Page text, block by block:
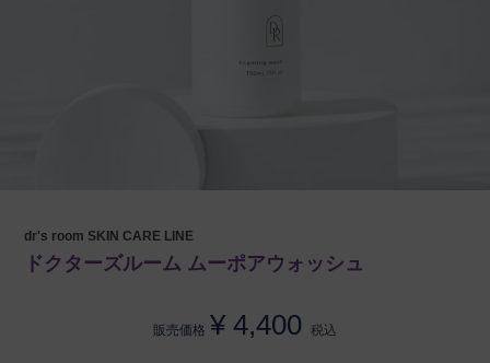
dr's room SKIN CARE LINE
ドクターズルーム ムーポアウォッシュ
販売価格 ¥ 4,400 税込